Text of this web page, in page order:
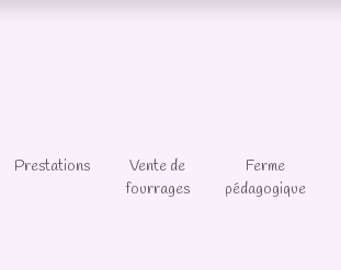
Prestations
Vente de
fourrages
Ferme
pédagogique